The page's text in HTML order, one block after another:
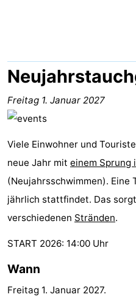
Wijngaerde
Ferienhäuser
-
Buitenhof
Domburg
Westhove
Hotels
Zimmer
Frühstück)
Strand
Sehen
Freitag 1. Januar 2027
Viele Einwohner und
neue Jahr mit einem Sprung
(Neujahrsschwimmen). Eine
jährlich stattfindet. Das
verschiedenen Stränden.
START 2026: 14:00 Uhr
Wann
Freitag 1. Januar 2027.